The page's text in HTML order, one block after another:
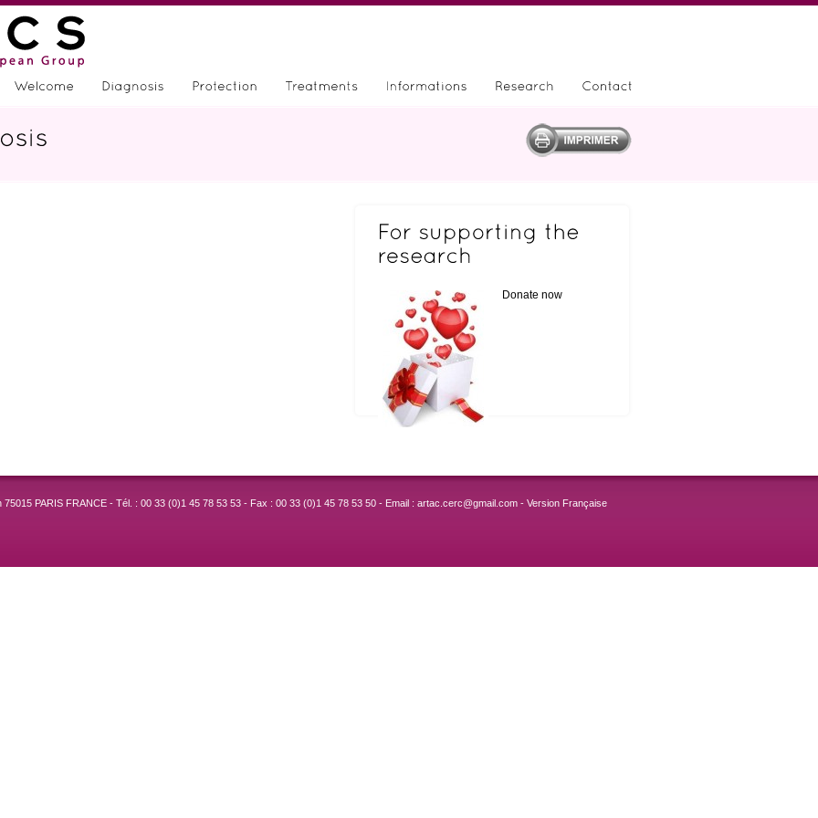
Donate now
75015 PARIS FRANCE - Tél. : 00 33 (0)1 45 78 53 53 - Fax : 00 33 (0)1 45 78 53 50 - Email : artac.cerc@gmail.com - Version Française